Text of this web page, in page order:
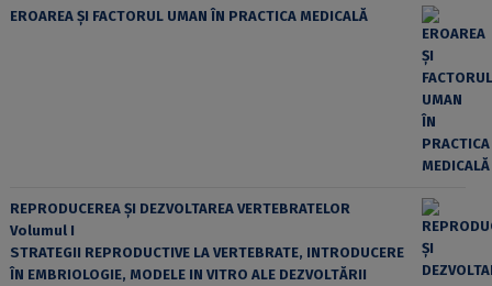
EROAREA ȘI FACTORUL UMAN ÎN PRACTICA MEDICALĂ
REPRODUCEREA ȘI DEZVOLTAREA VERTEBRATELOR
Volumul I
STRATEGII REPRODUCTIVE LA VERTEBRATE, INTRODUCERE
ÎN EMBRIOLOGIE, MODELE IN VITRO ALE DEZVOLTĂRII